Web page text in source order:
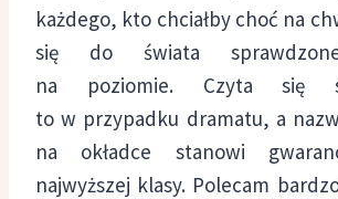
każdego, kto chciałby choć na
się do świata
na poziomie. Czyta się
to w przypadku dramatu, a
na okładce stanowi
najwyższej klasy. Polecam